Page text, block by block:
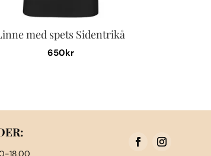
med spets Sidentrikå
650kr
har
18.00